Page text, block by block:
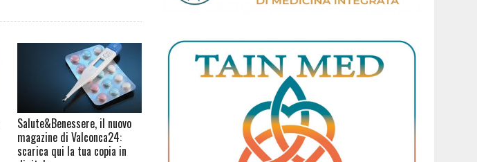
Salute&Benessere, il nuovo
magazine di Valconca24:
scarica qui la tua copia in